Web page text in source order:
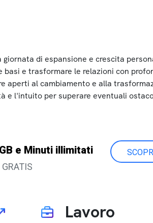
di espansione e crescita
e trasformare le relazioni con
aperti al cambiamento e alla
e l'intuito per superare eventuali
e Minuti illimitati
Lavoro